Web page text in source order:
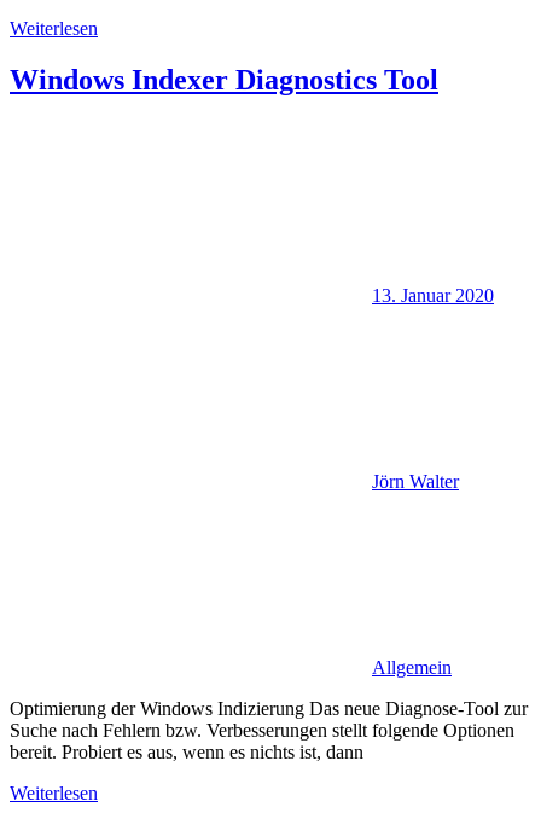
Weiterlesen
Windows Indexer Diagnostics Tool
13. Januar 2020
Jörn Walter
Allgemein
Optimierung der Windows Indizierung Das neue Diagnose-Tool zur
Suche nach Fehlern bzw. Verbesserungen stellt folgende Optionen
bereit. Probiert es aus, wenn es nichts ist, dann
Weiterlesen